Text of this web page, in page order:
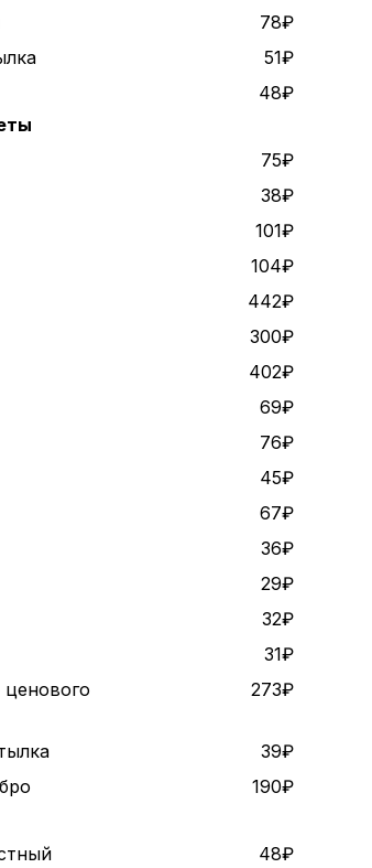
78₽
51₽
48₽
75₽
38₽
101₽
104₽
442₽
300₽
402₽
69₽
76₽
45₽
67₽
36₽
29₽
32₽
31₽
273₽
39₽
190₽
48₽